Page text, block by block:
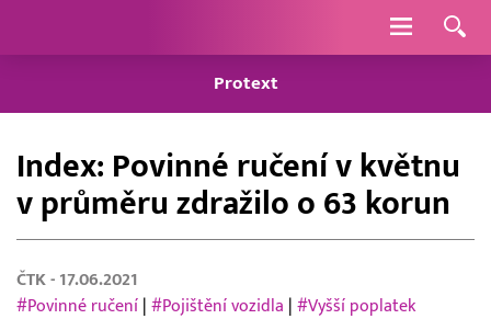
Navigace
Protext
Index: Povinné ručení v květnu
v průměru zdražilo o 63 korun
ČTK - 17.06.2021
#Povinné ručení #Pojištění vozidla #Vyšší poplatek